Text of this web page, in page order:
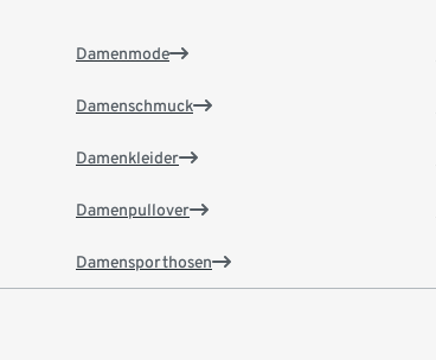
Damenmode
Damenschmuck
Damenkleider
Damenpullover
Damensporthosen